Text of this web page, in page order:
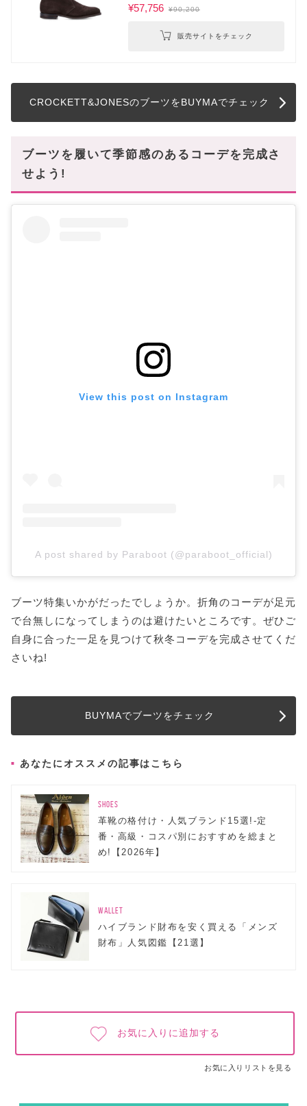
¥57,756 ¥90,200
販売サイトをチェック
CROCKETT&JONESのブーツをBUYMAでチェック
ブーツを履いて季節感のあるコーデを完成さ
せよう!
View this post on Instagram
A post shared by Paraboot (@paraboot_official)
ブーツ特集いかがだったでしょうか。折角のコーデが足元
で台無しになってしまうのは避けたいところです。ぜひご
自身に合った一足を見つけて秋冬コーデを完成させてくだ
さいね!
BUYMAでブーツをチェック
あなたにオススメの記事はこちら
SHOES
革靴の格付け・人気ブランド15選!-定
番・高級・コスパ別におすすめを総まと
め!【2026年】
WALLET
ハイブランド財布を安く買える「メンズ
財布」人気図鑑【21選】
お気に入りに追加する
お気に入りリストを見る